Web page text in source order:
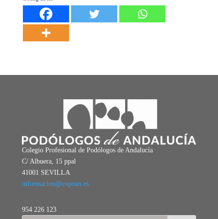
Colegio Profesional de Podólogos de Andalucía
C/ Albuera, 15 ppal
41001 SEVILLA
informacion@copoan.es
954 226 123